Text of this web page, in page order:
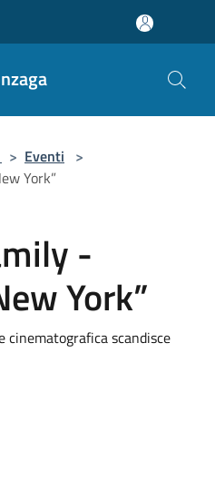
> Eventi >
York”
-
York”
cinematografica scandisce